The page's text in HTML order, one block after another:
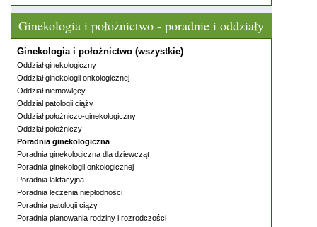
Ginekologia i położnictwo - poradnie i oddziały
Ginekologia i położnictwo (wszystkie)
Oddział ginekologiczny
Oddział ginekologii onkologicznej
Oddział niemowlęcy
Oddział patologii ciąży
Oddział położniczo-ginekologiczny
Oddział położniczy
Poradnia ginekologiczna
Poradnia ginekologiczna dla dziewcząt
Poradnia ginekologii onkologicznej
Poradnia laktacyjna
Poradnia leczenia niepłodności
Poradnia patologii ciąży
Poradnia planowania rodziny i rozrodczości